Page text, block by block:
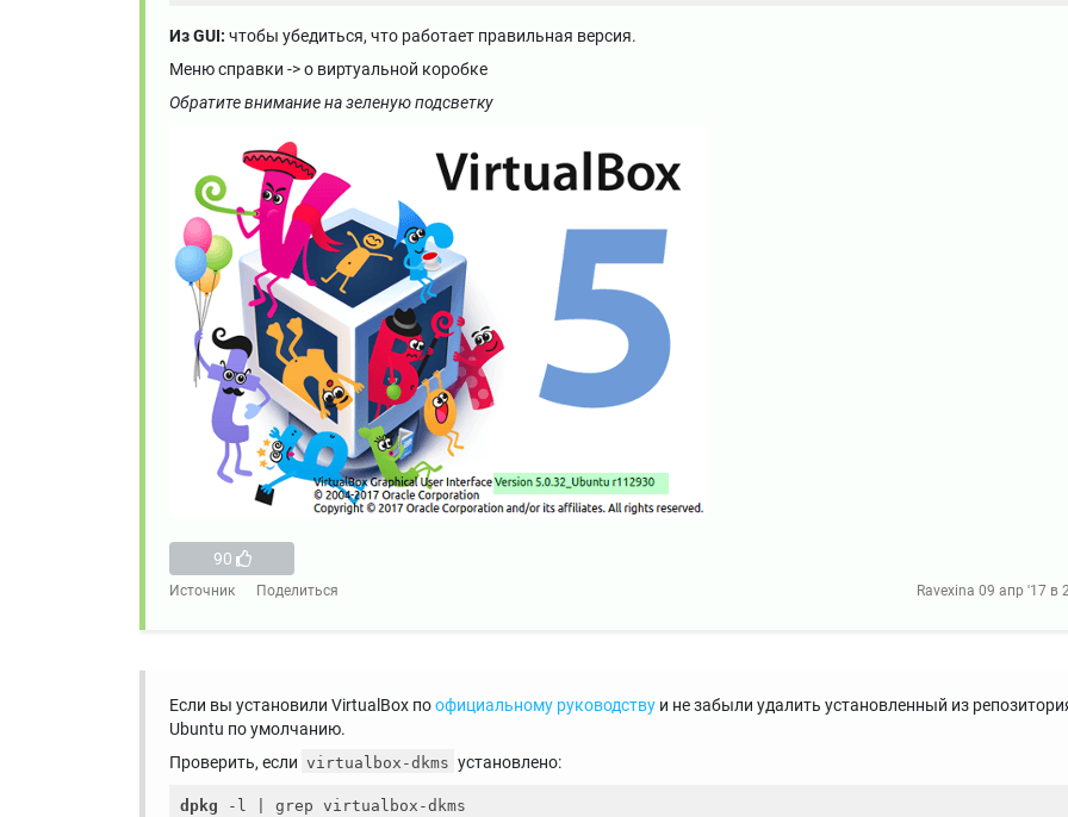
Из GUI: чтобы убедиться, что работает правильная версия.
Меню справки -> о виртуальной коробке
Обратите внимание на зеленую подсветку
90
Источник Поделиться Ravexina 09 апр '17 в
Если вы установили VirtualBox поофициальному руководству и не забыли удалить установленный из
Ubuntu по умолчанию.
Проверить, если virtualbox-dkms установлено:
dpkg